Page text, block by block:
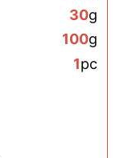
30g
100g
1pc